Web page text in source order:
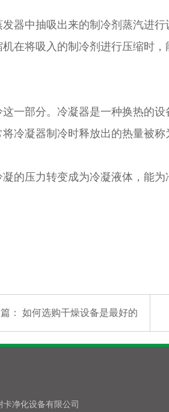
中抽吸出来的制冷剂蒸汽进行
在将吸入的制冷剂进行压缩时
部分。冷凝器是一种换热的设
冷凝器制冷时释放出的热量被称
压力转变成为冷凝液体，能为
： 如何选购干燥设备是最好的
卡净化设备有限公司